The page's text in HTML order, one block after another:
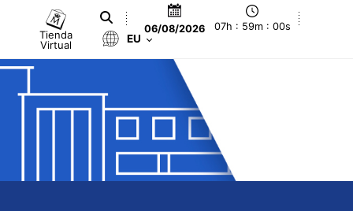
Tienda
Virtual
06/08/2026 07h : 59m : 01s
EU